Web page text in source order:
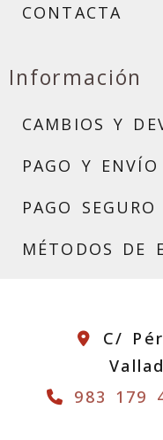
CONTACTA
Información
CAMBIOS Y
PAGO Y ENVÍO
PAGO SEGURO
MÉTODOS DE
C/
983 179